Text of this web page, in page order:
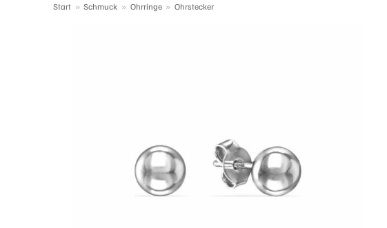
Start » Schmuck » Ohrringe » Ohrstecker